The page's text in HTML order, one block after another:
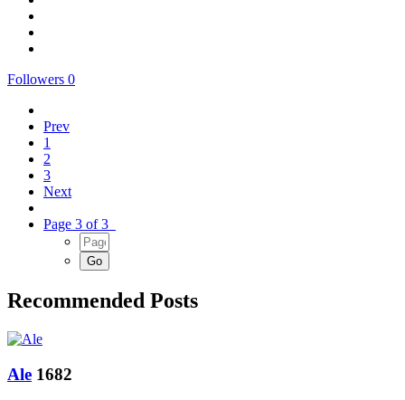
Followers 0
Prev
1
2
3
Next
Page 3 of 3
Recommended Posts
Ale 1682